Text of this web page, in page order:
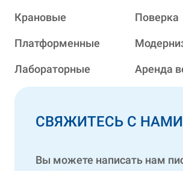
Крановые
Платформенные
Лабораторные
Поверка
Аренда
СВЯЖИТЕСЬ С НАМИ
Вы можете написать нам